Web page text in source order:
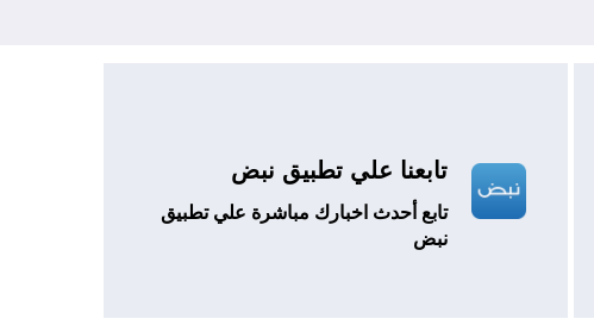
تابعنا علي تطبيق نبض
تابع أحدث اخبارك مباشرة علي تطبيق
نبض